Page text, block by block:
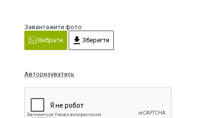
Завантажити фото:
Вибрати
Зберегти
Авторизуватись